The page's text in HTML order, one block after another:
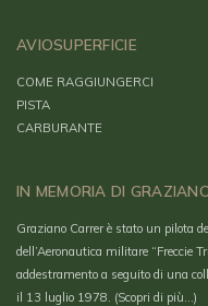
AVIOSUPERFICIE
COME RAGGIUNGERCI
PISTA
CARBURANTE
IN MEMORIA DI
Graziano Carrer è stato un pilota
dell’Aeronautica militare “Freccie
addestramento a seguito di una
il 13 luglio 1978. (Scopri di più…)